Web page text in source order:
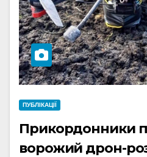
ПУБЛІКАЦІЇ
Прикордонники
ворожий дрон-